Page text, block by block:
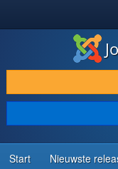
DOWNLOAD & BREID UIT
ONTDEK & LEER
COMMUNITY &
Start Nieuwste